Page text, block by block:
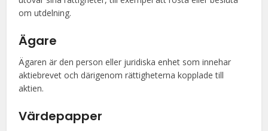
om utdelning.
Ägare
Ägaren är den person eller juridiska enhet som innehar
aktiebrevet och därigenom rättigheterna kopplade till
aktien.
Värdepapper